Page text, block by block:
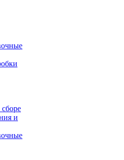
и